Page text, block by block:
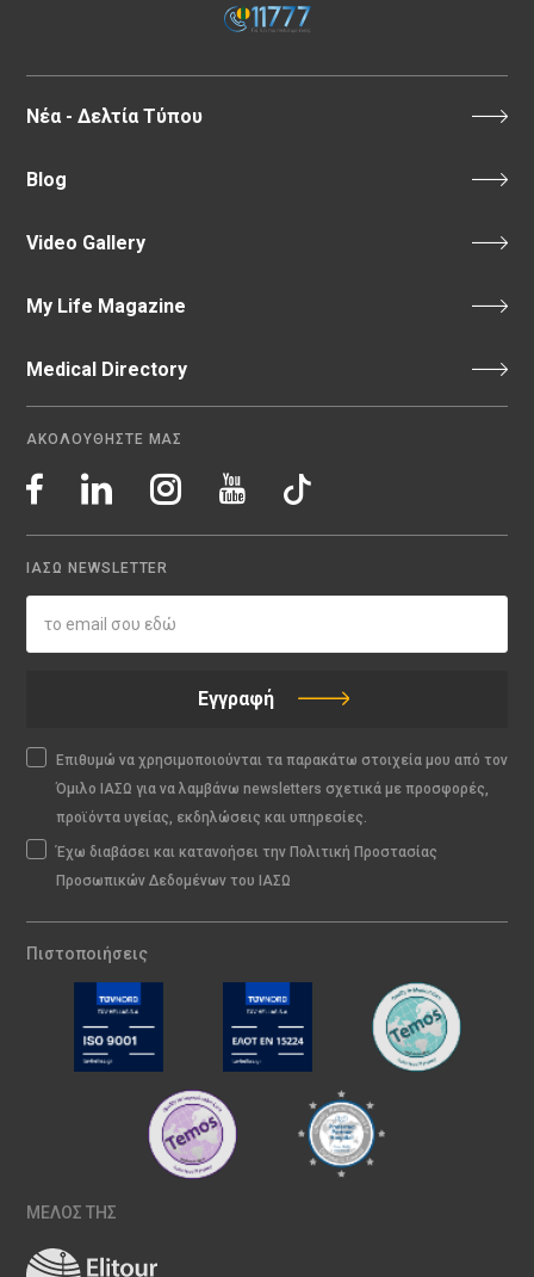
Νέα - Δελτία Τύπου
Blog
Video Gallery
My Life Magazine
Medical Directory
ΑΚΟΛΟΥΘΗΣΤΕ ΜΑΣ
ΙΑΣΩ NEWSLETTER
Εγγραφή
Επιθυμώ να χρησιμοποιούνται τα παρακάτω στοιχεία μου από τον
Όμιλο ΙΑΣΩ για να λαμβάνω newsletters σχετικά με προσφορές,
προϊόντα υγείας, εκδηλώσεις και υπηρεσίες.
Έχω διαβάσει και κατανοήσει την Πολιτική Προστασίας
Προσωπικών Δεδομένων του ΙΑΣΩ
Πιστοποιήσεις
ΜΕΛΟΣ ΤΗΣ